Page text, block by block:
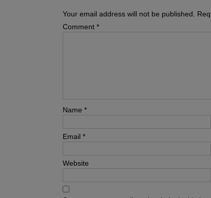
Your email address will not be published.
Comment *
Name *
Email *
Website